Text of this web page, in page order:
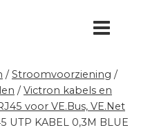
/ Stroomvoorziening /
/ Victron kabels en
voor VE.Bus, VE.Net
UTP KABEL 0,3M BLUE